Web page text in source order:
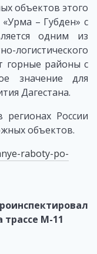
объектов этого
– Губден» с
одним из
логистического
горные районы с
значение для
Дагестана.
России
объектов.
raboty-po-
трассе М-11